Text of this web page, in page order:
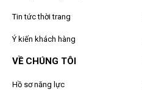
Tin tức thời trang
Ý kiến khách hàng
VỀ CHÚNG TÔI
Hồ sơ năng lực